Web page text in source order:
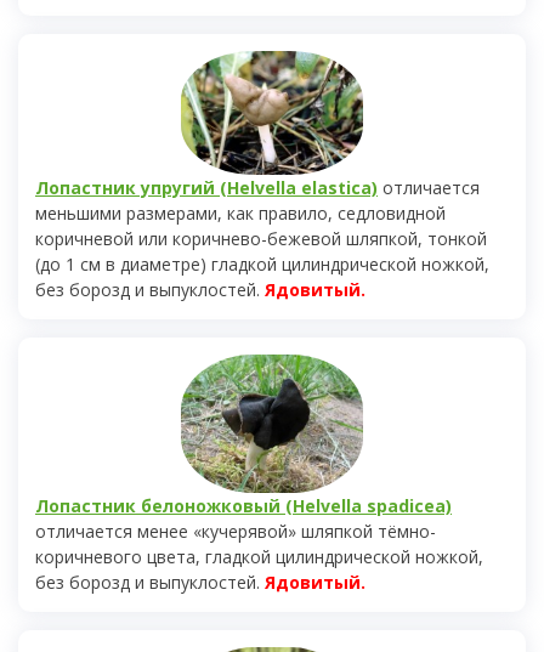
Лопастник упругий (Helvella elastica) отличается
меньшими размерами, как правило, седловидной
коричневой или коричнево-бежевой шляпкой, тонкой
(до 1 см в диаметре) гладкой цилиндрической ножкой,
без борозд и выпуклостей. Ядовитый.
Лопастник белоножковый (Helvella spadicea)
отличается менее «кучерявой» шляпкой тёмно-
коричневого цвета, гладкой цилиндрической ножкой,
без борозд и выпуклостей. Ядовитый.